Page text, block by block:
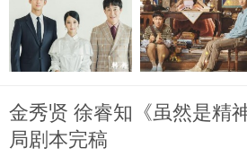
金秀贤 徐睿知《虽然是精
局剧本完稿